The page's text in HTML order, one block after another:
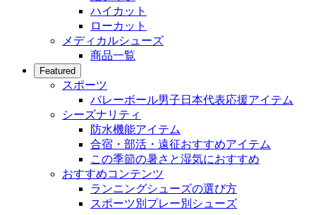
ハイカット
ローカット
メディカルシューズ
商品一覧
Featured
スポーツ
バレーボール男子日本代表応援アイテム
シーズナリティ
防水機能アイテム
合宿・部活・遠征おすすめアイテム
この季節の暑さと湿気におすすめ
おすすめコンテンツ
ランニングシューズの選び方
スポーツ別プレー別シューズ